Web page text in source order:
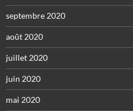
septembre 2020
août 2020
juillet 2020
juin 2020
mai 2020